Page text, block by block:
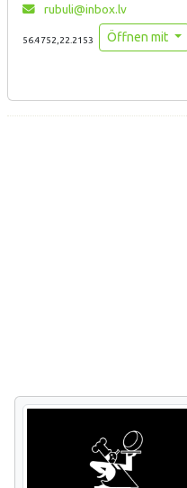
rubuli@inbox.lv
56.4752,22.2153 Öffnen mit